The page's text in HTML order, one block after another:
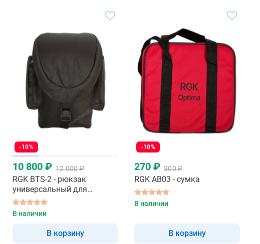
-10%
10 800 ₽ 12 000 ₽
RGK BTS-2 - рюкзак
универсальный для
тахеометра
В наличии
В корзину
-10%
270 ₽ 300 ₽
RGK AB03 - сумка
В наличии
В корзину